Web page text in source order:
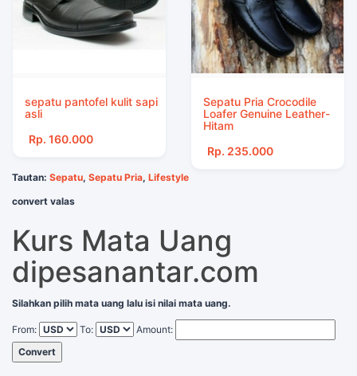
sepatu pantofel kulit sapi
asli
Rp. 160.000
Sepatu Pria Crocodile
Loafer Genuine Leather-
Hitam
Rp. 235.000
Tautan: Sepatu, Sepatu Pria, Lifestyle
convert valas
Kurs Mata Uang
dipesanantar.com
Silahkan pilih mata uang lalu isi nilai mata uang.
From: To:
Amount:
Convert